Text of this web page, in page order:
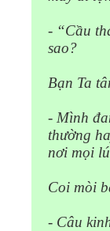
- “Cầu
sao?
Bạn Ta
- Mình
thường
nơi mọi
Coi mòi
- Câu